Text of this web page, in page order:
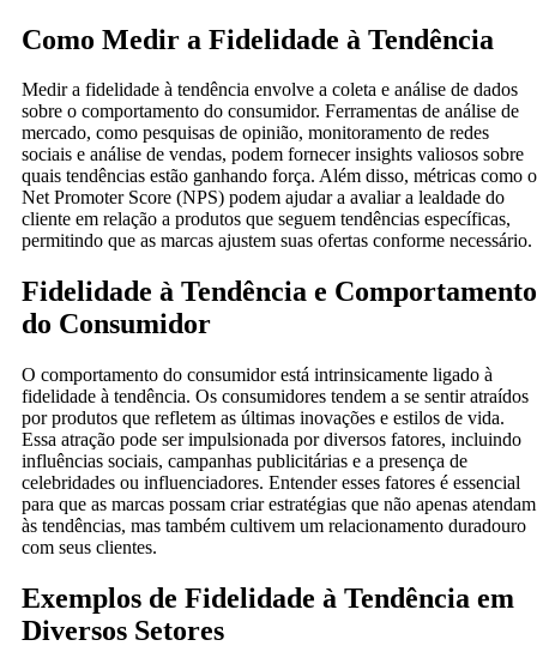
Como Medir a Fidelidade à Tendência
Medir a fidelidade à tendência envolve a coleta e análise de dados
sobre o comportamento do consumidor. Ferramentas de análise de
mercado, como pesquisas de opinião, monitoramento de redes
sociais e análise de vendas, podem fornecer insights valiosos sobre
quais tendências estão ganhando força. Além disso, métricas como o
Net Promoter Score (NPS) podem ajudar a avaliar a lealdade do
cliente em relação a produtos que seguem tendências específicas,
permitindo que as marcas ajustem suas ofertas conforme necessário.
Fidelidade à Tendência e Comportamento
do Consumidor
O comportamento do consumidor está intrinsicamente ligado à
fidelidade à tendência. Os consumidores tendem a se sentir atraídos
por produtos que refletem as últimas inovações e estilos de vida.
Essa atração pode ser impulsionada por diversos fatores, incluindo
influências sociais, campanhas publicitárias e a presença de
celebridades ou influenciadores. Entender esses fatores é essencial
para que as marcas possam criar estratégias que não apenas atendam
às tendências, mas também cultivem um relacionamento duradouro
com seus clientes.
Exemplos de Fidelidade à Tendência em
Diversos Setores